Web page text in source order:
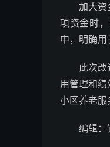
加大资
项资金时
中，明确用
此次
用管理和
小区养老服
编辑